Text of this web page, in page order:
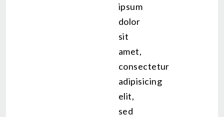
ipsum
dolor
sit
amet,
consectetur
adipisicing
elit,
sed